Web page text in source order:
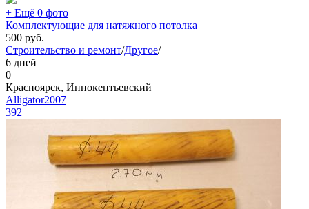
+ Ещё 0 фото
Комплектующие для натяжного потолка
500 руб.
Строительство и ремонт/Другое/
6 дней
0
Красноярск, Иннокентьевский
Alligator2007
392